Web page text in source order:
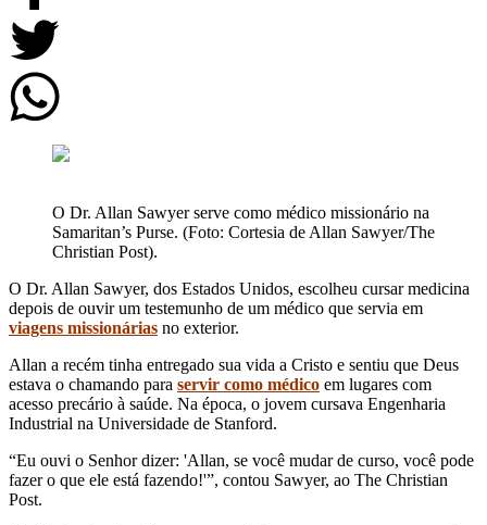
O Dr. Allan Sawyer serve como médico missionário na
Samaritan’s Purse. (Foto: Cortesia de Allan Sawyer/The
Christian Post).
O Dr. Allan Sawyer, dos Estados Unidos, escolheu cursar medicina
depois de ouvir um testemunho de um médico que servia em
viagens missionárias no exterior.
Allan a recém tinha entregado sua vida a Cristo e sentiu que Deus
estava o chamando para servir como médico em lugares com
acesso precário à saúde. Na época, o jovem cursava Engenharia
Industrial na Universidade de Stanford.
“Eu ouvi o Senhor dizer: 'Allan, se você mudar de curso, você pode
fazer o que ele está fazendo!'”, contou Sawyer, ao The Christian
Post.